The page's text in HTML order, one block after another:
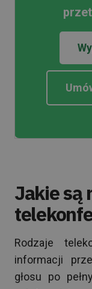
Jakie są
Rodzaje
informacji
głosu po